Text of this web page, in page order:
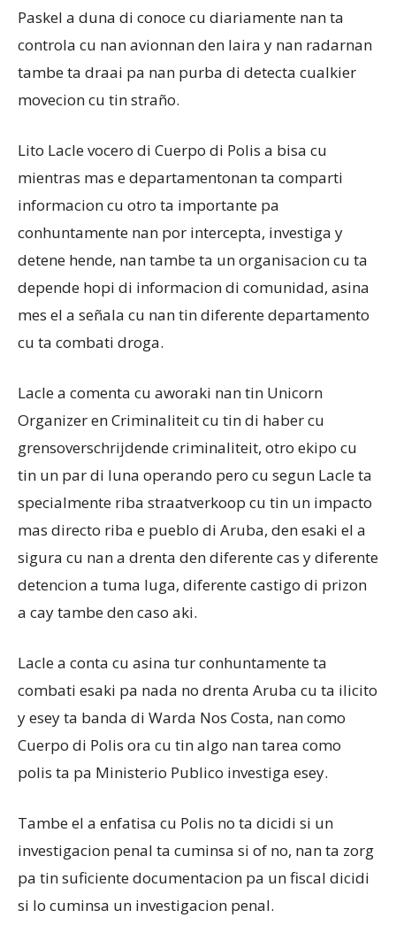
Paskel a duna di conoce cu diariamente nan ta
controla cu nan avionnan den laira y nan radarnan
tambe ta draai pa nan purba di detecta cualkier
movecion cu tin straño.
Lito Lacle vocero di Cuerpo di Polis a bisa cu
mientras mas e departamentonan ta comparti
informacion cu otro ta importante pa
conhuntamente nan por intercepta, investiga y
detene hende, nan tambe ta un organisacion cu ta
depende hopi di informacion di comunidad, asina
mes el a señala cu nan tin diferente departamento
cu ta combati droga.
Lacle a comenta cu aworaki nan tin Unicorn
Organizer en Criminaliteit cu tin di haber cu
grensoverschrijdende criminaliteit, otro ekipo cu
tin un par di luna operando pero cu segun Lacle ta
specialmente riba straatverkoop cu tin un impacto
mas directo riba e pueblo di Aruba, den esaki el a
sigura cu nan a drenta den diferente cas y diferente
detencion a tuma luga, diferente castigo di prizon
a cay tambe den caso aki.
Lacle a conta cu asina tur conhuntamente ta
combati esaki pa nada no drenta Aruba cu ta ilicito
y esey ta banda di Warda Nos Costa, nan como
Cuerpo di Polis ora cu tin algo nan tarea como
polis ta pa Ministerio Publico investiga esey.
Tambe el a enfatisa cu Polis no ta dicidi si un
investigacion penal ta cuminsa si of no, nan ta zorg
pa tin suficiente documentacion pa un fiscal dicidi
si lo cuminsa un investigacion penal.